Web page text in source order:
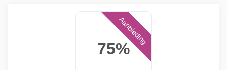
75%
Aanbieding